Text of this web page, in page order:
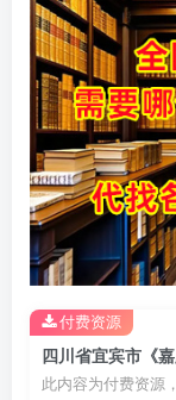
此内容为付费资源
付费资源